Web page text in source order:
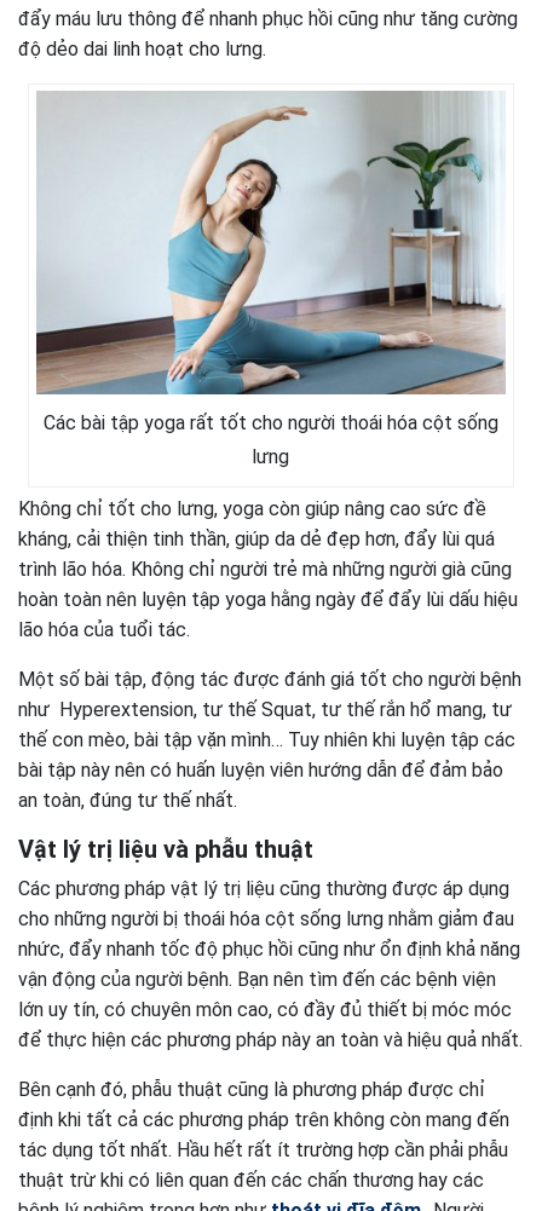
đẩy máu lưu thông để nhanh phục hồi cũng như tăng cường
độ dẻo dai linh hoạt cho lưng.
Các bài tập yoga rất tốt cho người thoái hóa cột sống
lưng
Không chỉ tốt cho lưng, yoga còn giúp nâng cao sức đề
kháng, cải thiện tinh thần, giúp da dẻ đẹp hơn, đẩy lùi quá
trình lão hóa. Không chỉ người trẻ mà những người già cũng
hoàn toàn nên luyện tập yoga hằng ngày để đẩy lùi dấu hiệu
lão hóa của tuổi tác.
Một số bài tập, động tác được đánh giá tốt cho người bệnh
như Hyperextension, tư thế Squat, tư thế rắn hổ mang, tư
thế con mèo, bài tập vặn mình… Tuy nhiên khi luyện tập các
bài tập này nên có huấn luyện viên hướng dẫn để đảm bảo
an toàn, đúng tư thế nhất.
Vật lý trị liệu và phẫu thuật
Các phương pháp vật lý trị liệu cũng thường được áp dụng
cho những người bị thoái hóa cột sống lưng nhằm giảm đau
nhức, đẩy nhanh tốc độ phục hồi cũng như ổn định khả năng
vận động của người bệnh. Bạn nên tìm đến các bệnh viện
lớn uy tín, có chuyên môn cao, có đầy đủ thiết bị móc móc
để thực hiện các phương pháp này an toàn và hiệu quả nhất.
Bên cạnh đó, phẫu thuật cũng là phương pháp được chỉ
định khi tất cả các phương pháp trên không còn mang đến
tác dụng tốt nhất. Hầu hết rất ít trường hợp cần phải phẫu
thuật trừ khi có liên quan đến các chấn thương hay các